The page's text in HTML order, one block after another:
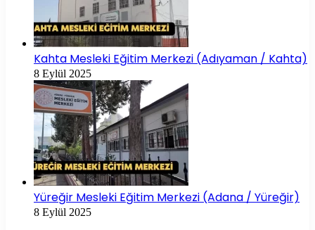
Kahta Mesleki Eğitim Merkezi (Adıyaman / Kahta)
8 Eylül 2025
Yüreğir Mesleki Eğitim Merkezi (Adana / Yüreğir)
8 Eylül 2025